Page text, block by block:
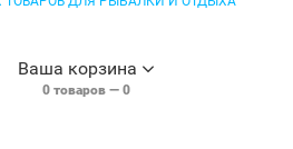
Ваша корзина
0товаров — 0